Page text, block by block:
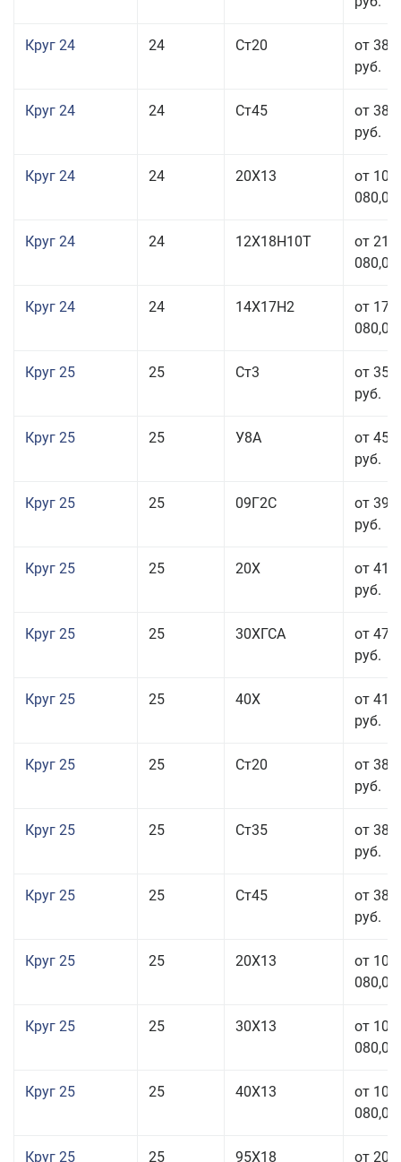
Круг 24 24 Ст20
от 38
руб.
Круг 24 24 Ст45
от 38
руб.
Круг 24 24 20Х13
от 103
080,00
Круг 24 24 12Х18Н10Т
от 211
080,00
Круг 24 24 14Х17Н2
от 178
080,00
Круг 25 25 Ст3
от 35
руб.
Круг 25 25 У8А
от 45
руб.
Круг 25 25 09Г2С
от 39
руб.
Круг 25 25 20Х
от 41
руб.
Круг 25 25 30ХГСА
от 47
руб.
Круг 25 25 40Х
от 41
руб.
Круг 25 25 Ст20
от 38
руб.
Круг 25 25 Ст35
от 38
руб.
Круг 25 25 Ст45
от 38
руб.
Круг 25 25 20Х13
от 103
080,00
Круг 25 25 30Х13
от 103
080,00
Круг 25 25 40Х13
от 103
080,00
Круг 25 25 95Х18
от 208